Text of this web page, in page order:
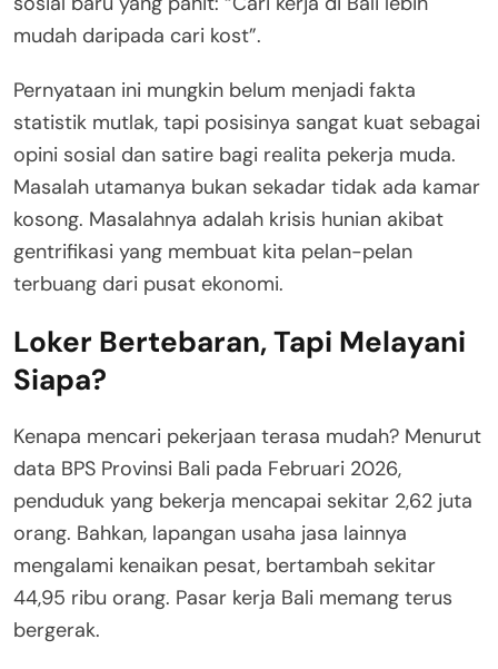
mudah daripada cari kost”.
Pernyataan ini mungkin belum menjadi fakta
statistik mutlak, tapi posisinya sangat kuat sebagai
opini sosial dan satire bagi realita pekerja muda.
Masalah utamanya bukan sekadar tidak ada kamar
kosong. Masalahnya adalah krisis hunian akibat
gentrifikasi yang membuat kita pelan-pelan
terbuang dari pusat ekonomi.
Loker Bertebaran, Tapi Melayani
Siapa?
Kenapa mencari pekerjaan terasa mudah? Menurut
data BPS Provinsi Bali pada Februari 2026,
penduduk yang bekerja mencapai sekitar 2,62 juta
orang. Bahkan, lapangan usaha jasa lainnya
mengalami kenaikan pesat, bertambah sekitar
44,95 ribu orang. Pasar kerja Bali memang terus
bergerak.